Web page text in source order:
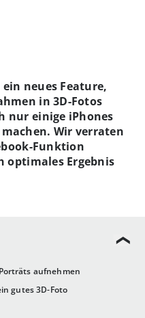
aufnehmen
gutes 3D-Foto
neues Feature,
in 3D-Fotos
nur einige iPhones
Wir verraten
Funktion
optimales Ergebnis